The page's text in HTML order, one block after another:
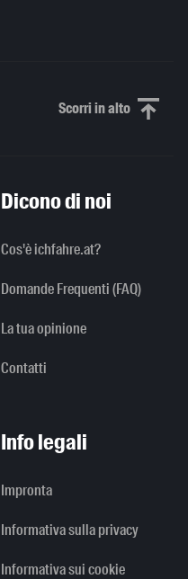
Scorri in altoScorri in alto
Dicono di noi
Cos'è ichfahre.at?
Domande Frequenti (FAQ)
La tua opinione
Contatti
Info legali
Impronta
Informativa sulla privacy
Informativa sui cookie